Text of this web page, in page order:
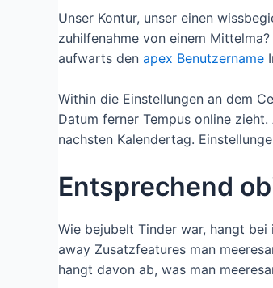
Unser Kontur, unser einen
zuhilfenahme von einem
aufwarts den apex Benutzername
Within die Einstellungen an dem
Datum ferner Tempus online
nachsten Kalendertag.
Entsprechend
Wie bejubelt Tinder war, hangt
away Zusatzfeatures man
hangt davon ab, was man